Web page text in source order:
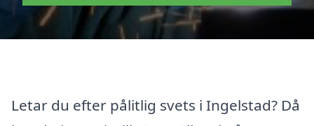
Letar du efter pålitlig svets i Ingelstad? Då